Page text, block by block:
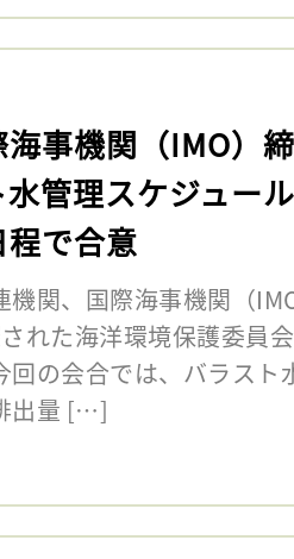
海事機関（IMO）
管理スケジュー
で合意
関、国際海事機関（
れた海洋環境保護委員
回の会合では、バラスト
出量 […]